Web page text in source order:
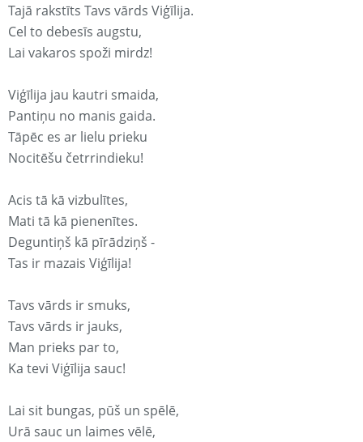
Tajā rakstīts Tavs vārds Viģīlija.
Cel to debesīs augstu,
Lai vakaros spoži mirdz!
Viģīlija jau kautri smaida,
Pantiņu no manis gaida.
Tāpēc es ar lielu prieku
Nocitēšu četrrindieku!
Acis tā kā vizbulītes,
Mati tā kā pienenītes.
Deguntiņš kā pīrādziņš -
Tas ir mazais Viģīlija!
Tavs vārds ir smuks,
Tavs vārds ir jauks,
Man prieks par to,
Ka tevi Viģīlija sauc!
Lai sit bungas, pūš un spēlē,
Urā sauc un laimes vēlē,